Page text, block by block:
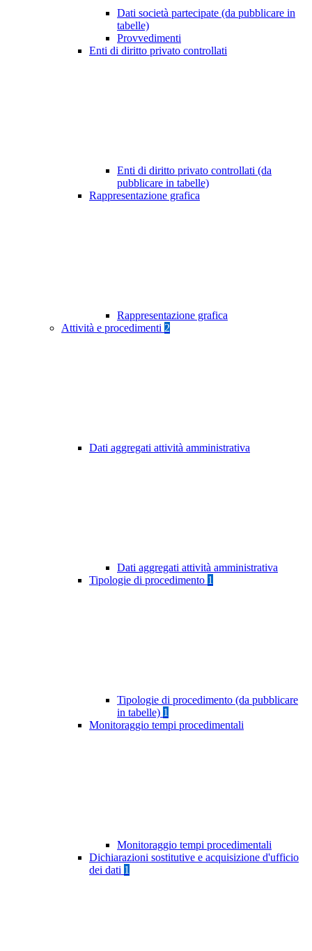
Dati società partecipate (da pubblicare in
tabelle)
Provvedimenti
Enti di diritto privato controllati
Enti di diritto privato controllati (da
pubblicare in tabelle)
Rappresentazione grafica
Rappresentazione grafica
Attività e procedimenti 2
Dati aggregati attività amministrativa
Dati aggregati attività amministrativa
Tipologie di procedimento 1
Tipologie di procedimento (da pubblicare
in tabelle) 1
Monitoraggio tempi procedimentali
Monitoraggio tempi procedimentali
Dichiarazioni sostitutive e acquisizione d'ufficio
dei dati 1